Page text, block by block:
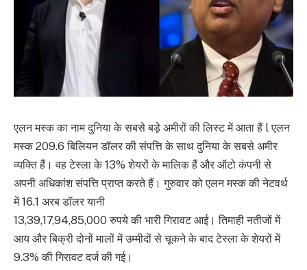
एलन मस्क का नाम दुनिया के सबसे बड़े अमीरों की लिस्ट में आता हैं l एलन
मस्क 209.6 बिलियन डॉलर की संपत्ति के साथ दुनिया के सबसे अमीर
व्यक्ति हैं। वह टेस्ला के 13% शेयरों के मालिक हैं और ऑटो कंपनी से
अपनी अधिकांश संपत्ति प्राप्त करते हैं। गुरुवार को एलन मस्क की नेटवर्थ
में 16.1 अरब डॉलर यानी
13,39,17,94,85,000 रुपये की भारी गिरावट आई। तिमाही नतीजों में
आय और बिक्री दोनों मालों में उम्मीदों से चूकने के बाद टेस्ला के शेयरों में
9.3% की गिरावट दर्ज की गई।